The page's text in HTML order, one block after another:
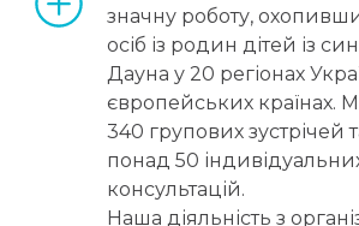
значну роботу,
осіб із родин дітей із
Дауна у 20 регіонах
європейських країнах.
340 групових зустрічей
понад 50
консультацій.
Наша діяльність з